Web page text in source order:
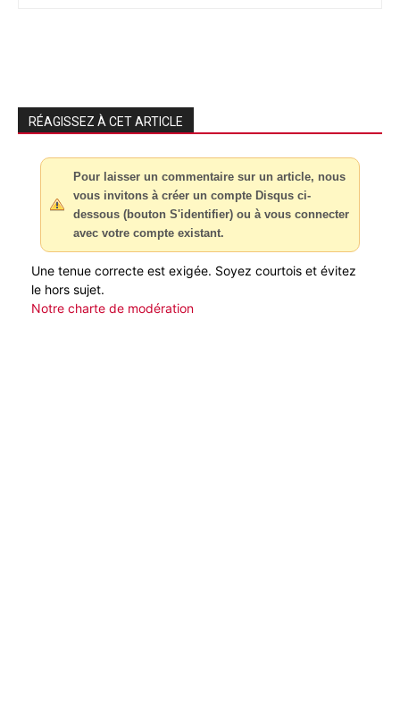
RÉAGISSEZ À CET ARTICLE
Pour laisser un commentaire sur un article, nous
vous invitons à créer un compte Disqus ci-
dessous (bouton S'identifier) ou à vous connecter
avec votre compte existant.
Une tenue correcte est exigée. Soyez courtois et évitez
le hors sujet.
Notre charte de modération